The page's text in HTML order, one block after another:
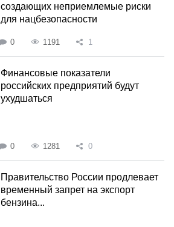
создающих неприемлемые риски
для нацбезопасности
0 1191 1
Финансовые показатели
российских предприятий будут
ухудшаться
0 1281 0
Правительство России продлевает
временный запрет на экспорт
бензина...